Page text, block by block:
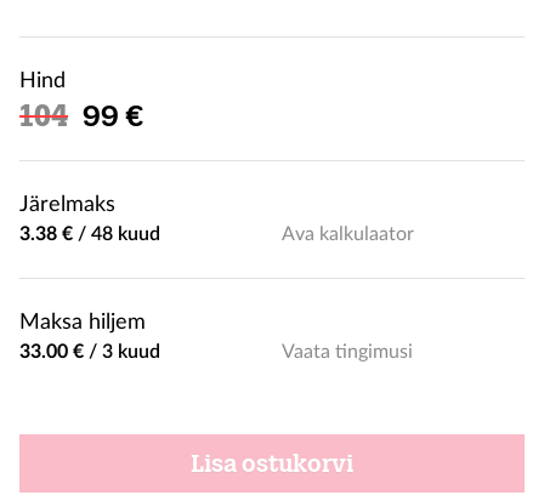
Hind
104 Soodushind
99 €
Järelmaks
3.38 € / 48 kuud Ava kalkulaator
Maksa hiljem
33.00 € / 3 kuud Vaata tingimusi
Lisa ostukorvi